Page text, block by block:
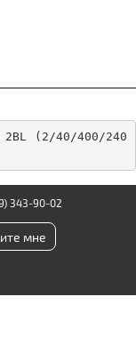
2BL (2/40/400/240
343-90-02
мне